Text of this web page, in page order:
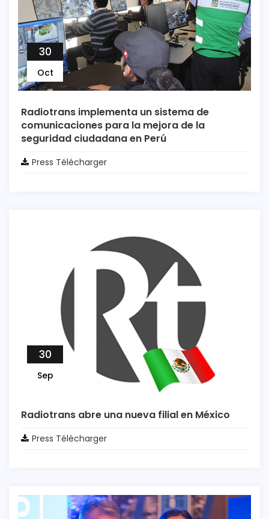
30
Oct
Radiotrans implementa un sistema de
comunicaciones para la mejora de la
seguridad ciudadana en Perú
Press Télécharger
30
Sep
Radiotrans abre una nueva filial en México
Press Télécharger